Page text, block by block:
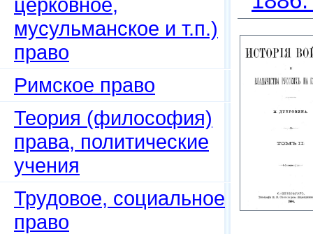
мусульманское и т.п.)
право
Римское право
Теория (философия)
права, политические
учения
Трудовое, социальное
право